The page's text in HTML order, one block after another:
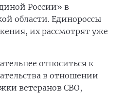
России» в
области. Единороссы
их рассмотрят уже
относиться к
в отношении
ветеранов СВО,